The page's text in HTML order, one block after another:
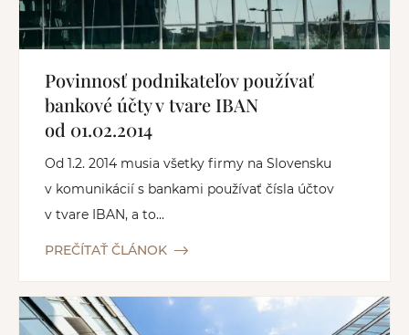
Povinnosť podnikateľov používať
bankové účty v tvare IBAN
od 01.02.2014
Od 1.2. 2014 musia všetky firmy na Slovensku
v komunikácií s bankami používať čísla účtov
v tvare IBAN, a to...
PREČÍTAŤ ČLÁNOK